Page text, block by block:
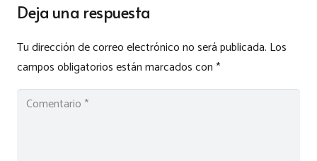
Deja una respuesta
Tu dirección de correo electrónico no será publicada. Los
campos obligatorios están marcados con*